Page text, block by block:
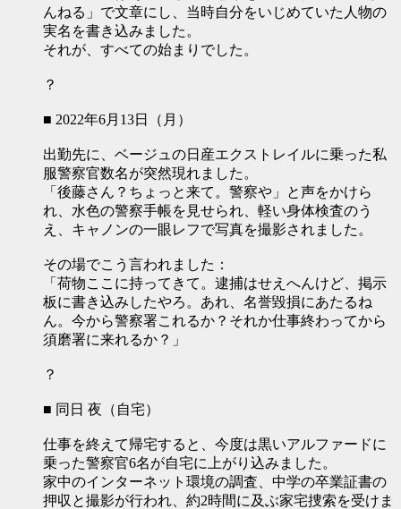
んねる」で文章にし、当時自分をいじめていた人物の
実名を書き込みました。
それが、すべての始まりでした。
？
■ 2022年6月13日（月）
出勤先に、ベージュの日産エクストレイルに乗った私
服警察官数名が突然現れました。
「後藤さん？ちょっと来て。警察や」と声をかけら
れ、水色の警察手帳を見せられ、軽い身体検査のう
え、キャノンの一眼レフで写真を撮影されました。
その場でこう言われました：
「荷物ここに持ってきて。逮捕はせえへんけど、掲示
板に書き込みしたやろ。あれ、名誉毀損にあたるね
ん。今から警察署これるか？それか仕事終わってから
須磨署に来れるか？」
？
■ 同日 夜（自宅）
仕事を終えて帰宅すると、今度は黒いアルファードに
乗った警察官6名が自宅に上がり込みました。
家中のインターネット環境の調査、中学の卒業証書の
押収と撮影が行われ、約2時間に及ぶ家宅捜索を受けま